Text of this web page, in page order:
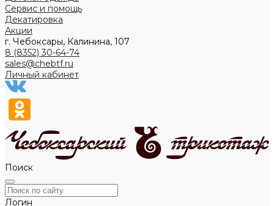
Сервис и помощь
Декатировка
Акции
г. Чебоксары, Калинина, 107
8 (8352) 30-64-74
sales@chebtf.ru
Личный кабинет
Поиск
Логин